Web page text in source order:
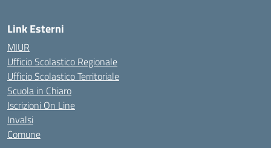
Link Esterni
MIUR
Ufficio Scolastico Regionale
Ufficio Scolastico Territoriale
Scuola in Chiaro
Iscrizioni On Line
Invalsi
Comune